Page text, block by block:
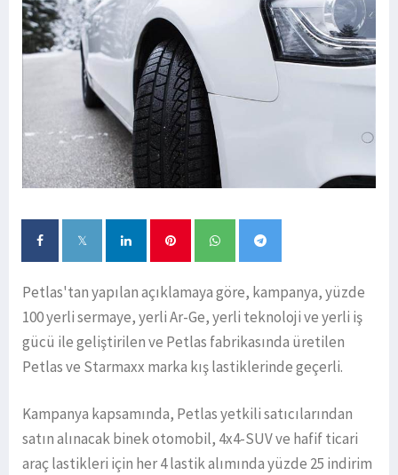
Petlas'tan yapılan açıklamaya göre, kampanya, yüzde
100 yerli sermaye, yerli Ar-Ge, yerli teknoloji ve yerli iş
gücü ile geliştirilen ve Petlas fabrikasında üretilen
Petlas ve Starmaxx marka kış lastiklerinde geçerli.
Kampanya kapsamında, Petlas yetkili satıcılarından
satın alınacak binek otomobil, 4x4-SUV ve hafif ticari
araç lastikleri için her 4 lastik alımında yüzde 25 indirim